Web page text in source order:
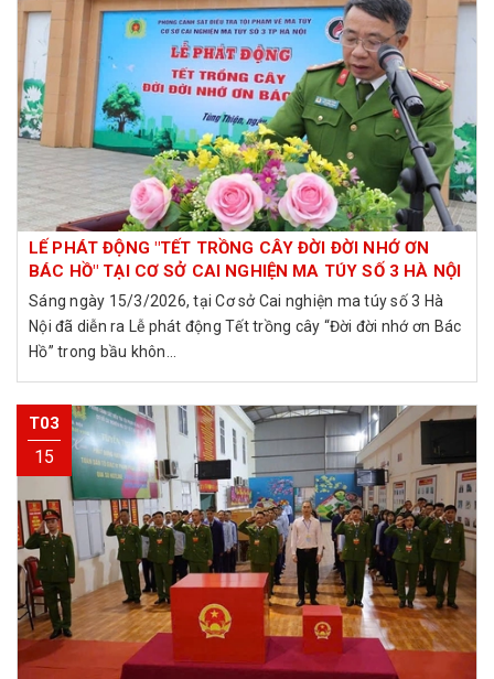
LẾ PHÁT ĐỘNG "TẾT TRỒNG CÂY ĐỜI ĐỜI NHỚ ƠN
BÁC HỒ" TẠI CƠ SỞ CAI NGHIỆN MA TÚY SỐ 3 HÀ NỘI
Sáng ngày 15/3/2026, tại Cơ sở Cai nghiện ma túy số 3 Hà
Nội đã diễn ra Lễ phát động Tết trồng cây “Đời đời nhớ ơn Bác
Hồ” trong bầu khôn...
T03
15